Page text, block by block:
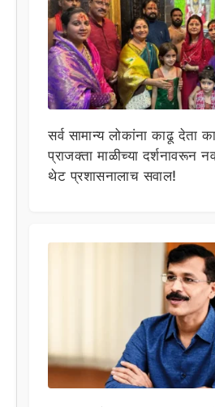
सर्व सामान्य लोकांना काढू देता
प्राजक्ता माळीच्या दर्शनावरून
थेट प्रशासनालाच सवाल!